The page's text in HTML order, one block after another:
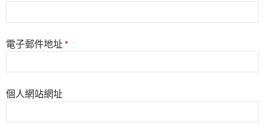
電子郵件地址*
個人網站網址